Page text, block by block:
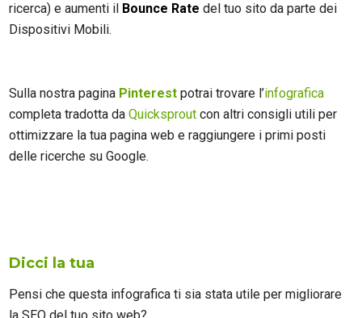
ricerca) e aumenti il Bounce Rate del tuo sito da parte dei
Dispositivi Mobili.
Sulla nostra pagina Pinterest potrai trovare l’infografica
completa tradotta daQuicksprout con altri consigli utili per
ottimizzare la tua pagina web e raggiungere i primi posti
delle ricerche su Google.
Dicci la tua
Pensi che questa infografica ti sia stata utile per migliorare